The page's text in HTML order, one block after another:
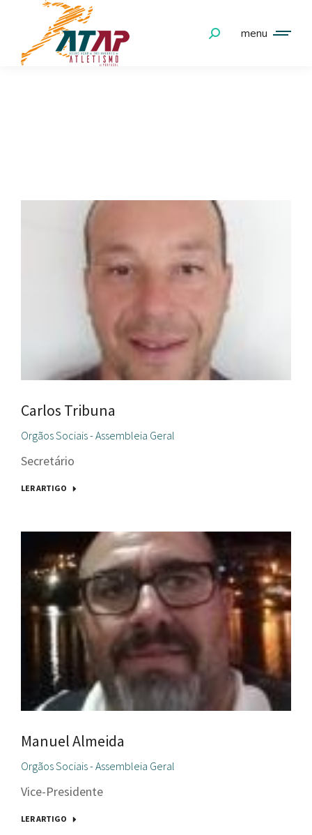
menu
Carlos Tribuna
Orgãos Sociais - Assembleia Geral
Secretário
LER ARTIGO
Manuel Almeida
Orgãos Sociais - Assembleia Geral
Vice-Presidente
LER ARTIGO